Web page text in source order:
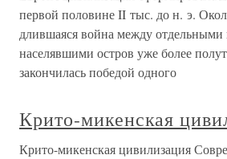
первой половине II тыс. до н. э.
длившаяся война между
населявшими остров уже более
закончилась победой одного
Крито-микенская
Крито-микенская цивилизация